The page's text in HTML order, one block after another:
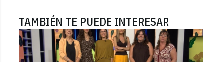
TAMBIÉN TE PUEDE INTERESAR